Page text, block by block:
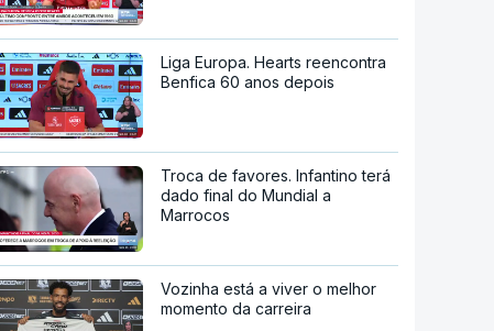
Liga Europa. Hearts reencontra
Benfica 60 anos depois
Troca de favores. Infantino terá
dado final do Mundial a
Marrocos
Vozinha está a viver o melhor
momento da carreira